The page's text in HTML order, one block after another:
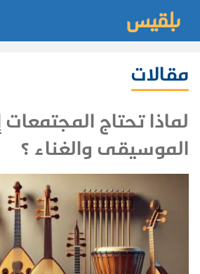
مقالات
لماذا تحتاج
الموسيقى والغناء ؟